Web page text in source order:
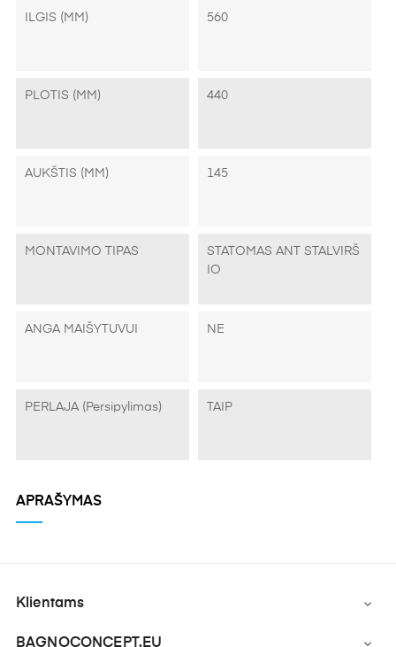
ILGIS (MM) 560
PLOTIS (MM) 440
AUKŠTIS (MM) 145
MONTAVIMO TIPAS
STATOMAS ANT STALVIRŠ
IO
ANGA MAIŠYTUVUI NE
PERLAJA (persipylimas) TAIP
APRAŠYMAS
Klientams 
BAGNOCONCEPT.EU